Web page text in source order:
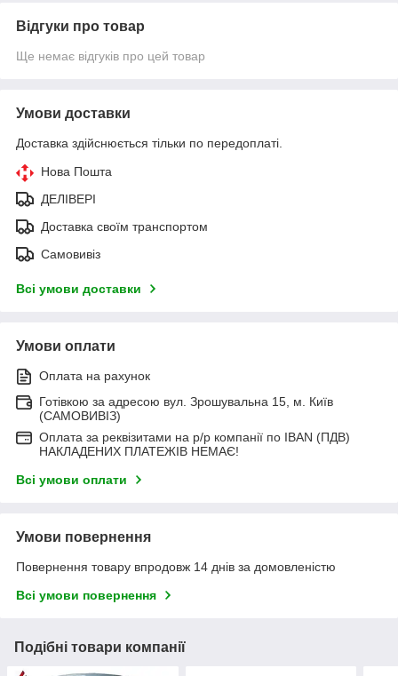
Відгуки про товар
Ще немає відгуків про цей товар
Умови доставки
Доставка здійснюється тільки по передоплаті.
Нова Пошта
ДЕЛІВЕРІ
Доставка своїм транспортом
Самовивіз
Всі умови доставки
Умови оплати
Оплата на рахунок
Готівкою за адресою вул. Зрошувальна 15, м. Київ
(САМОВИВІЗ)
Оплата за реквізитами на р/р компанії по IBAN (ПДВ)
НАКЛАДЕНИХ ПЛАТЕЖІВ НЕМАЄ!
Всі умови оплати
Умови повернення
Повернення товару впродовж 14 днів за домовленістю
Всі умови повернення
Подібні товари компанії